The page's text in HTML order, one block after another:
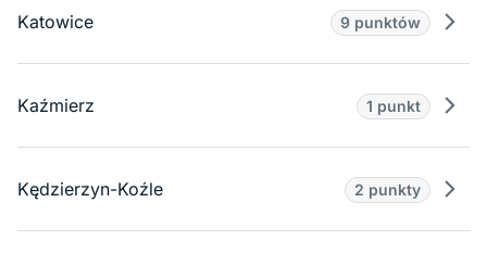
Katowice 9 punktów
Kaźmierz 1 punkt
Kędzierzyn-Koźle 2 punkty